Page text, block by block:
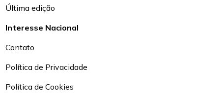
Última edição
Interesse Nacional
Contato
Política de Privacidade
Política de Cookies